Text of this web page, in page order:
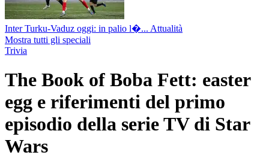
Inter Turku-Vaduz oggi: in palio l�... Attualità
Mostra tutti gli speciali
Trivia
The Book of Boba Fett: easter
egg e riferimenti del primo
episodio della serie TV di Star
Wars